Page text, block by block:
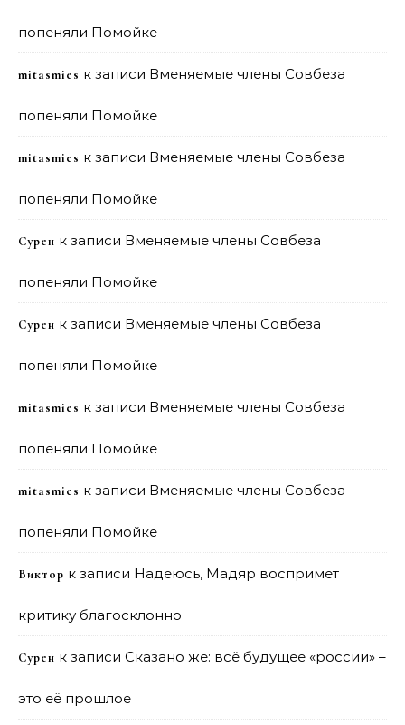
попеняли Помойке
mitasmies к записи Вменяемые члены Совбеза
попеняли Помойке
mitasmies к записи Вменяемые члены Совбеза
попеняли Помойке
Сурен к записи Вменяемые члены Совбеза
попеняли Помойке
Сурен к записи Вменяемые члены Совбеза
попеняли Помойке
mitasmies к записи Вменяемые члены Совбеза
попеняли Помойке
mitasmies к записи Вменяемые члены Совбеза
попеняли Помойке
Виктор к записи Надеюсь, Мадяр воспримет
критику благосклонно
Сурен к записи Сказано же: всё будущее «россии» –
это её прошлое